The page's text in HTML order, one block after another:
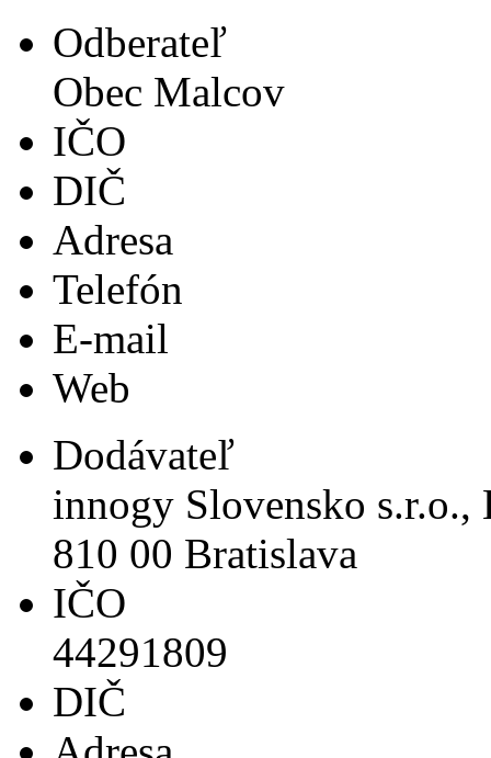
Odberateľ
Obec Malcov
IČO
DIČ
Adresa
Telefón
E-mail
Web
Dodávateľ
innogy Slovensko s.r.o.,
810 00 Bratislava
IČO
44291809
DIČ